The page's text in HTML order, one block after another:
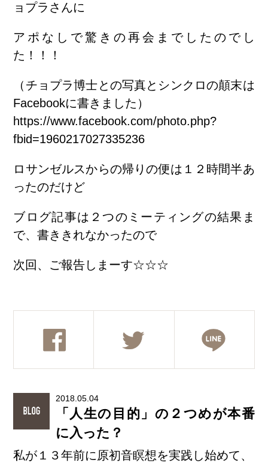
ョプラさんに
アポなしで驚きの再会までしたのでし
た！！！
（チョプラ博士との写真とシンクロの顛末は
Facebookに書きました）
https://www.facebook.com/photo.php?
fbid=1960217027335236
ロサンゼルスからの帰りの便は１２時間半あ
ったのだけど
ブログ記事は２つのミーティングの結果ま
で、書ききれなかったので
次回、ご報告しまーす☆☆☆
2018.05.04
「人生の目的」の２つめが本番
に入った？
私が１３年前に原初音瞑想を実践し始めて、